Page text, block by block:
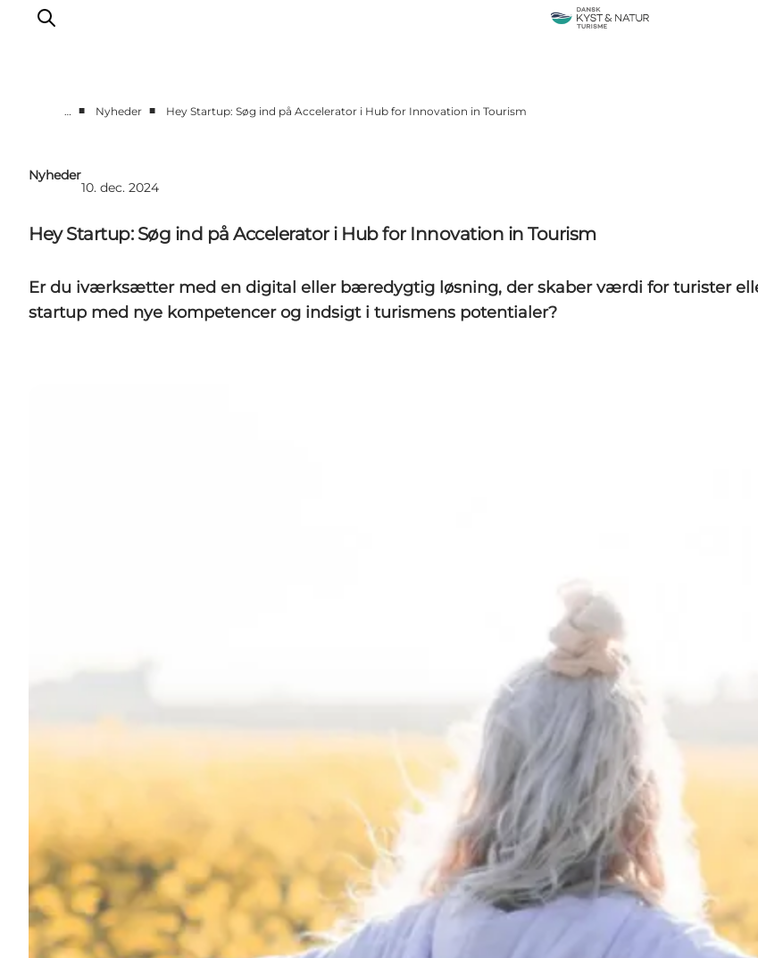
Programmer
Om os
… ■ Nyheder ■ Hey Startup: Søg ind på Accelerator i Hub for Innovation in Tourism
Nyheder
10. dec. 2024
Hey Startup: Søg ind på Accelerator i Hub for Innovation in Tourism
Er du iværksætter med en digital eller bæredygtig løsning, der skaber værdi for turister
startup med nye kompetencer og indsigt i turismens potentialer?